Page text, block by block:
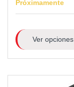
Próximamente
Ver opciones